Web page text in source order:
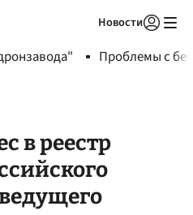
Новости
Проблемы с
в реестр